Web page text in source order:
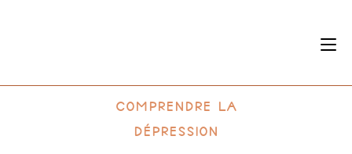
Comprendre la
dépression